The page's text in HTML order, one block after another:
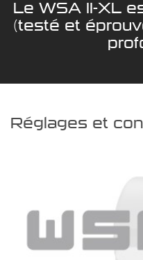
Le WSA II-XL
(testé et
Réglages et